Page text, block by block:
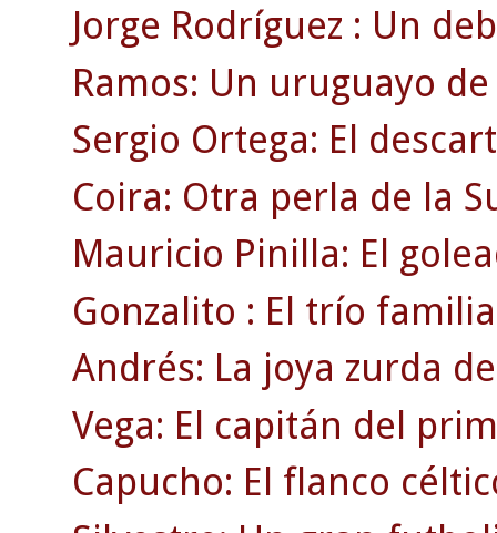
Jorge Rodríguez : Un
Ramos: Un uruguayo
Sergio Ortega: El
Coira: Otra perla de la
Mauricio Pinilla: El
Gonzalito : El trío
Andrés: La joya zurda
Vega: El capitán del
Capucho: El flanco